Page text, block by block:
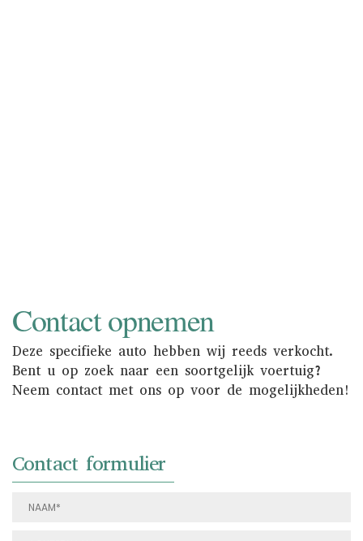
Contact opnemen
Deze specifieke auto hebben wij reeds verkocht.
Bent u op zoek naar een soortgelijk voertuig?
Neem contact met ons op voor de mogelijkheden!
Contact formulier